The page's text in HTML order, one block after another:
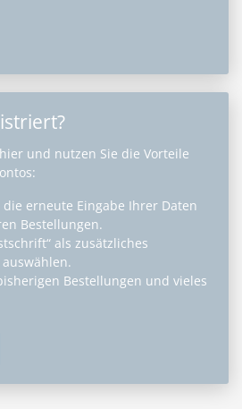
und nutzen Sie die Vorteile
die erneute Eingabe Ihrer Daten
Bestellungen.
als zusätzliches
Bestellungen und vieles